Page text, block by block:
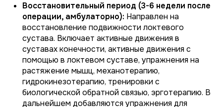
Восстановительный период (3-6 недели после
операции, амбулаторно): Направлен на
восстановление подвижности локтевого
сустава. Включает активные движения в
суставах конечности, активные движения с
помощью в локтевом суставе, упражнения на
растяжение мышц, механотерапию,
гидрокинезотерапию, тренировки с
биологической обратной связью, эрготерапию. В
дальнейшем добавляются упражнения для